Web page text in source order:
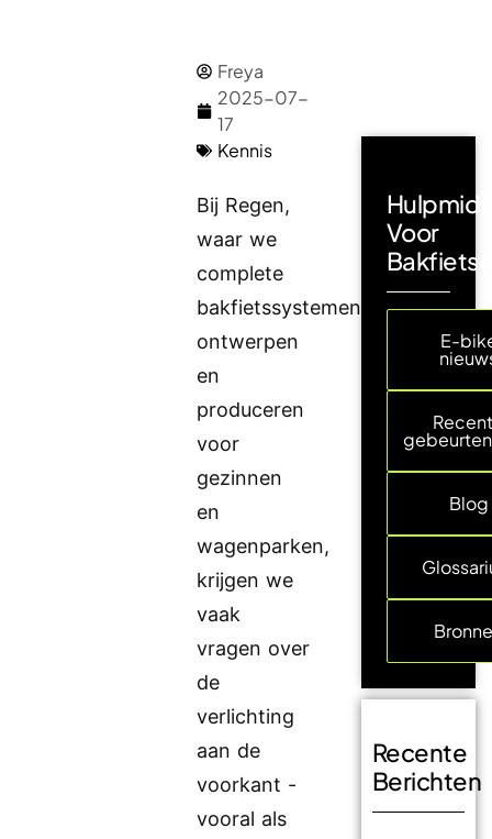
Freya
2025-07-
17
Kennis
Bij Regen,
waar we
complete
bakfietssystemen
ontwerpen
en
produceren
voor
gezinnen
en
wagenparken,
krijgen we
vaak
vragen over
de
verlichting
aan de
voorkant -
vooral als
Voor
E-
Blog
Recente
Berichten